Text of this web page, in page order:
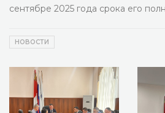
сентябре 2025 года срока его
НОВОСТИ